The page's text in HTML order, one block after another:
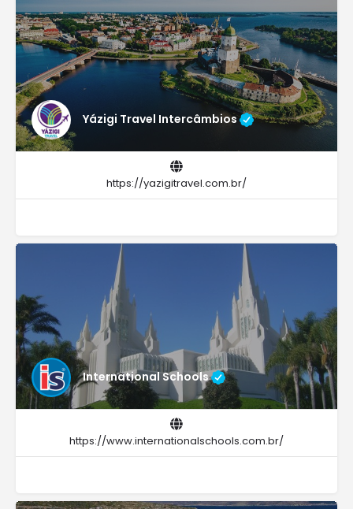
Yázigi Travel Intercâmbios
https://yazigitravel.com.br/
International Schools
https://www.internationalschools.com.br/